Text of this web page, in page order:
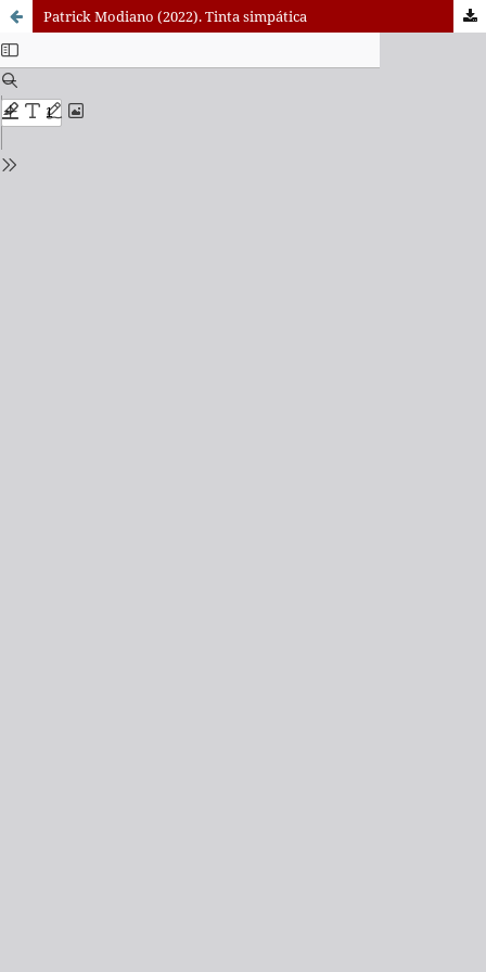
Patrick Modiano (2022). Tinta simpática